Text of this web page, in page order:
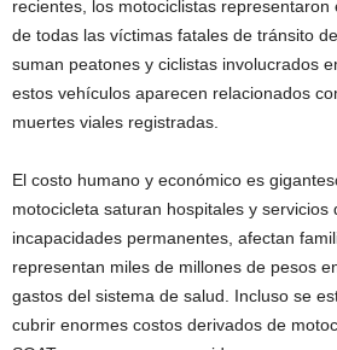
recientes, los motociclistas representaron
de todas las víctimas fatales de tránsito
suman peatones y ciclistas involucrados
estos vehículos aparecen relacionados
muertes viales registradas.
El costo humano y económico es
motocicleta saturan hospitales y servicios
incapacidades permanentes, afectan
representan miles de millones de pesos
gastos del sistema de salud. Incluso se
cubrir enormes costos derivados de